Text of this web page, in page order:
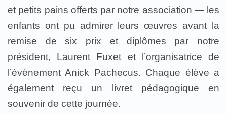
et petits pains offerts par notre association — les
enfants ont pu admirer leurs œuvres avant la
remise de six prix et diplômes par notre
président, Laurent Fuxet et l’organisatrice de
l’évènement Anick Pachecus. Chaque élève a
également reçu un livret pédagogique en
souvenir de cette journée.